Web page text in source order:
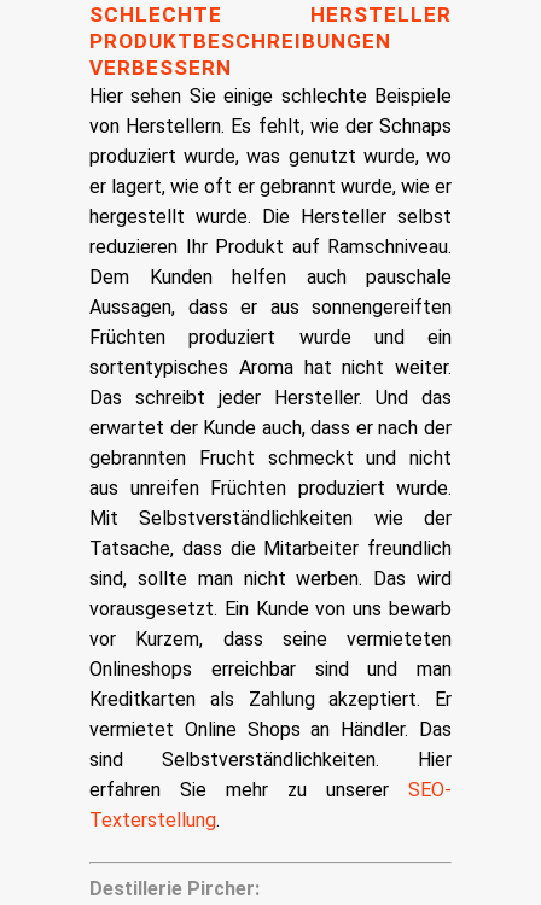
SCHLECHTE HERSTELLER
PRODUKTBESCHREIBUNGEN
VERBESSERN
Hier sehen Sie einige schlechte Beispiele
von Herstellern. Es fehlt, wie der Schnaps
produziert wurde, was genutzt wurde, wo
er lagert, wie oft er gebrannt wurde, wie er
hergestellt wurde. Die Hersteller selbst
reduzieren Ihr Produkt auf Ramschniveau.
Dem Kunden helfen auch pauschale
Aussagen, dass er aus sonnengereiften
Früchten produziert wurde und ein
sortentypisches Aroma hat nicht weiter.
Das schreibt jeder Hersteller. Und das
erwartet der Kunde auch, dass er nach der
gebrannten Frucht schmeckt und nicht
aus unreifen Früchten produziert wurde.
Mit Selbstverständlichkeiten wie der
Tatsache, dass die Mitarbeiter freundlich
sind, sollte man nicht werben. Das wird
vorausgesetzt. Ein Kunde von uns bewarb
vor Kurzem, dass seine vermieteten
Onlineshops erreichbar sind und man
Kreditkarten als Zahlung akzeptiert. Er
vermietet Online Shops an Händler. Das
sind Selbstverständlichkeiten. Hier
erfahren Sie mehr zu unserer SEO-
Texterstellung.
Destillerie Pircher: